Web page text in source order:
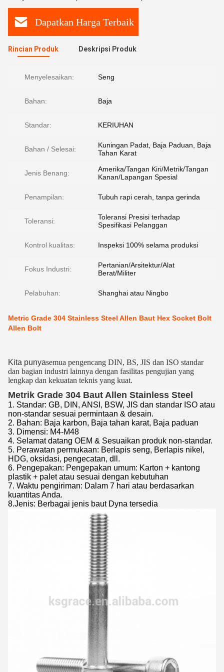
Dapatkan Harga Terbaik
Rincian Produk Deskripsi Produk
Menyelesaikan: Seng
Bahan: Baja
Standar: KERIUHAN
Bahan / Selesai:
Kuningan Padat, Baja Paduan, Baja
Tahan Karat
Jenis Benang:
Amerika/Tangan Kiri/Metrik/Tangan
Kanan/Lapangan Spesial
Penampilan: Tubuh rapi cerah, tanpa gerinda
Toleransi:
Toleransi Presisi terhadap
Spesifikasi Pelanggan
Kontrol kualitas: Inspeksi 100% selama produksi
Fokus Industri:
Pertanian/Arsitektur/Alat
Berat/Militer
Pelabuhan: Shanghai atau Ningbo
Metric Grade 304 Stainless Steel Allen Baut Hex Socket Bolt
Allen Bolt
Kita punyasemua pengencang DIN, BS, JIS dan ISO standar
dan bagian industri lainnya dengan fasilitas pengujian yang
lengkap dan kekuatan teknis yang kuat.
Metrik Grade 304 Baut Allen Stainless Steel
1. Standar: GB, DIN, ANSI, BSW, JIS dan standar ISO atau
non-standar sesuai permintaan & desain.
2. Bahan: Baja karbon, Baja tahan karat, Baja paduan
3. Dimensi: M4-M48
4. Selamat datang OEM & Sesuaikan produk non-standar.
5. Perawatan permukaan: Berlapis seng, Berlapis nikel,
HDG, oksidasi, pengecatan, dll.
6. Pengepakan: Pengepakan umum: Karton + kantong
plastik + palet atau sesuai dengan kebutuhan
7. Waktu pengiriman: Dalam 7 hari atau berdasarkan
kuantitas Anda.
8.Jenis: Berbagai jenis baut Dyna tersedia